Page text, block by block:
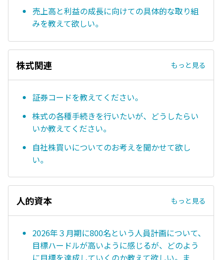
売上高と利益の成長に向けての具体的な取り組
みを教えて欲しい。
株式関連 もっと見る
証券コードを教えてください。
株式の各種手続きを行いたいが、どうしたらい
いか教えてください。
自社株買いについてのお考えを聞かせて欲し
い。
人的資本 もっと見る
2026年３月期に800名という人員計画について、
目標ハードルが高いように感じるが、どのよう